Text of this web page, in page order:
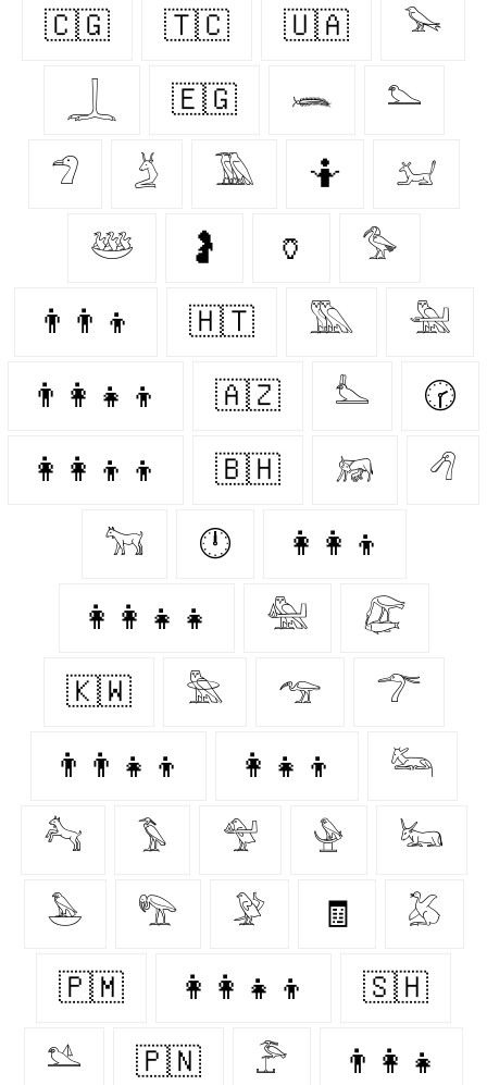
🇨🇬 🇹🇨 🇺🇦 𓅨
𓆆 🇪🇬 𓆨 𓅌
𓅿 𓄄 𓅀 🤷‍ 𓃫
𓅸 🤰 🏺 𓅜
👨‍👨‍👦 🇭🇹 𓅔 𓅖
👨‍👩‍👧‍👦 🇦🇿 𓅏 🕝
👩‍👩‍👦‍👦 🇧🇭 𓃖 𓆁
𓃙 🕛 👩‍👩‍👦
👩‍👩‍👧‍👧 𓅕 𓅻
🇰🇼 𓅗 𓅠 𓆀
👨‍👨‍👧‍👦 👩‍👧‍👦 𓃛
𓃚 𓅣 𓅵 𓅈 𓃜
𓅅 𓅟 𓅶 🧾 𓅷
🇵🇲 👩‍👩‍👧‍👦 🇸🇭
𓅎 🇵🇳 𓅤 👨‍👩‍👧